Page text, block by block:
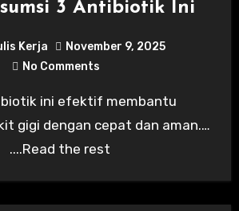
3 Antibiotik Ini
Kerja
November 9, 2025
No Comments
gigi dengan cepat dan aman.…
....Read the rest